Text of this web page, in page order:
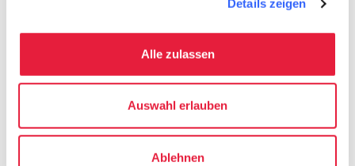
Details zeigen
Alle zulassen
Auswahl erlauben
Ablehnen
Museo Basilica SGV